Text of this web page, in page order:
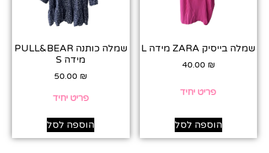
שמלה בייסיק ZARA מידה L
40.00 ₪
פריט יחיד
הוספה לסל
שמלה כותנה PULL&BEAR
מידה S
50.00 ₪
פריט יחיד
הוספה לסל